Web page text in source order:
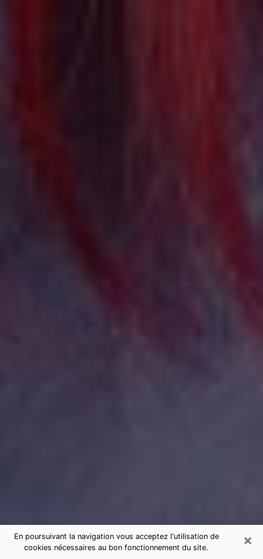
×
En poursuivant la navigation vous acceptez l'utilisation de
cookies nécessaires au bon fonctionnement du site.